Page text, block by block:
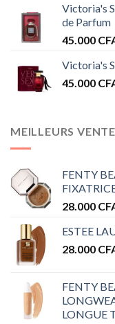
Victoria's
de Parfum
45.000
Victoria's
45.000
MEILLEURS
FENTY
28.000
ESTEE
28.000
FENTY
LONGUE